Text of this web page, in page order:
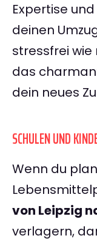
Expertise
deinen
stressfrei wie
das
dein neues
SCHULEN UND
Wenn du
von Leipzig
verlagern,